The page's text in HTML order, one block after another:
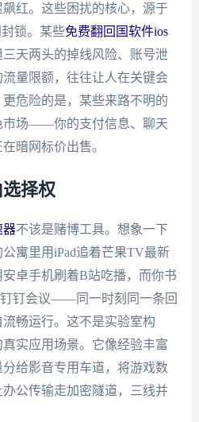
红。这些困扰的核心，源于
锁。某些免费翻回国软件ios
天两头的掉线风险、账号泄
量限额，往往让人在关键会
危险的是，某些来路不明的
市场——你的支付信息、聊天
暗网标价出售。
择权
器不该是赌博工具。想象一下
寓里用iPad追着芒果TV最新
卓手机刷着B站吃播，而你书
钉钉会议——同一时刻同一条回
畅运行。这不是实验室构
实应用场景。它像经验丰富
给影音专用车道，将游戏数
公传输走加密隧道，三线并